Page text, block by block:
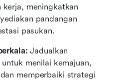
kerja, meningkatkan
pandangan
pasukan.
Jadualkan
menilai kemajuan,
memperbaiki strategi